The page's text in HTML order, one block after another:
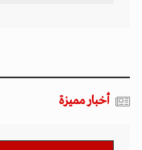
أخبار مميزة